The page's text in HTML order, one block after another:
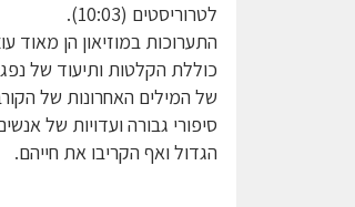
לטרוריסטים (10:03).
התערוכות במוזיאון הן מאוד
כוללת הקלטות ותיעוד של
של המילים האחרונות של
סיפורי גבורה ועדויות של
הגדול ואף הקריבו את חייהם.